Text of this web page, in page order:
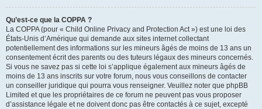
Qu’est-ce que la COPPA ?
La COPPA (pour « Child Online Privacy and Protection Act ») est une loi des
États-Unis d’Amérique qui demande aux sites internet collectant
potentiellement des informations sur les mineurs âgés de moins de 13 ans un
consentement écrit des parents ou des tuteurs légaux des mineurs concernés.
Si vous ne savez pas si cette loi s’applique également aux mineurs âgés de
moins de 13 ans inscrits sur votre forum, nous vous conseillons de contacter
un conseiller juridique qui pourra vous renseigner. Veuillez noter que phpBB
Limited et que les propriétaires de ce forum ne peuvent pas vous proposer
d’assistance légale et ne doivent donc pas être contactés à ce sujet, excepté